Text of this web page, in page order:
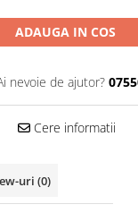
ADAUGA IN COS
nevoie de ajutor?
Cere informatii
uri (0)